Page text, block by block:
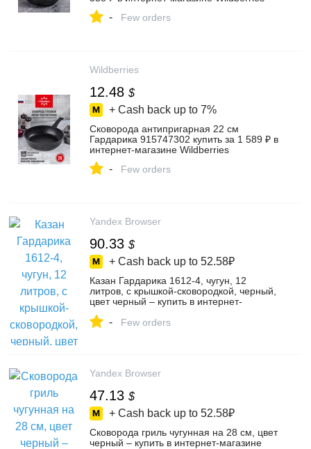
- Few orders
Wildberries
12.48 $
+ Cash back up to 7%
Сковорода антипригарная 22 см
Гардарика 915747302 купить за 1 589 ₽ в
интернет‑магазине Wildberries
- Few orders
Yandex Browser
90.33 $
+ Cash back up to 52.58₽
Казан Гардарика 1612-4, чугун, 12
литров, с крышкой-сковородкой, черный,
цвет черный – купить в интернет-
Маркете, 4489538619
- Few orders
Yandex Browser
47.13 $
+ Cash back up to 52.58₽
Сковорода гриль чугунная на 28 см, цвет
черный – купить в интернет-магазине